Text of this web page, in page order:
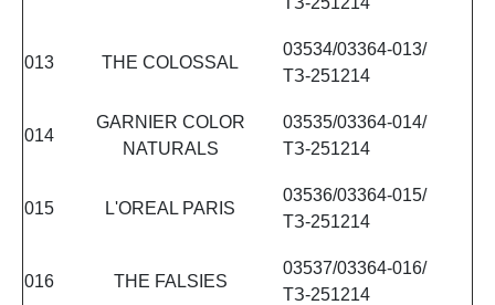
013 THE COLOSSAL
03534/03364-013/
ТЗ-251214
014
GARNIER COLOR
NATURALS
03535/03364-014/
ТЗ-251214
015 L'OREAL PARIS
03536/03364-015/
ТЗ-251214
016 THE FALSIES
03537/03364-016/
ТЗ-251214